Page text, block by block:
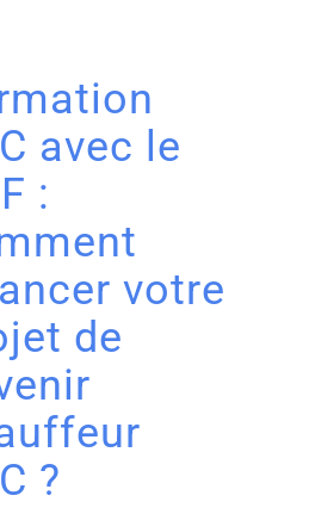
avec le
:
votre
de
?